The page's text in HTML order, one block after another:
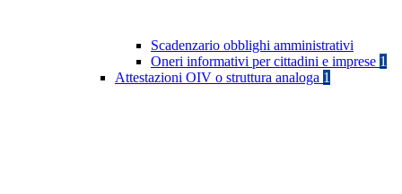
Scadenzario obblighi amministrativi
Oneri informativi per cittadini e imprese 1
Attestazioni OIV o struttura analoga 1